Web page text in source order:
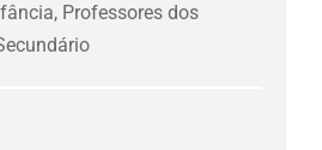
Professores dos